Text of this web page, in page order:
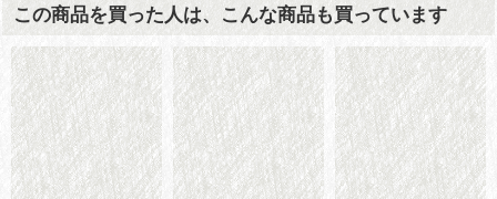
この商品を買った人は、こんな商品も買っています